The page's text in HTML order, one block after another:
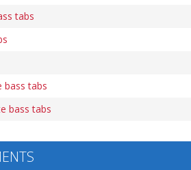
tabs
bass tabs
bass tabs